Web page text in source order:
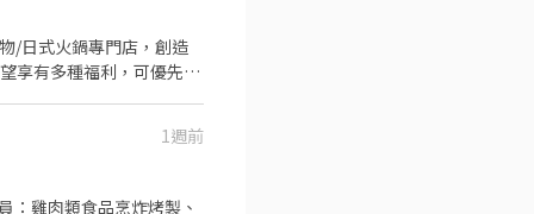
加5圓，國定假日除外。
1週前
雞肉類食品烹炸烤製、